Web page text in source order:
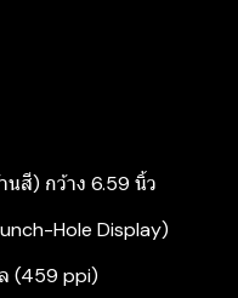
สี) กว้าง 6.59 นิ้ว
Hole Display)
(459 ppi)